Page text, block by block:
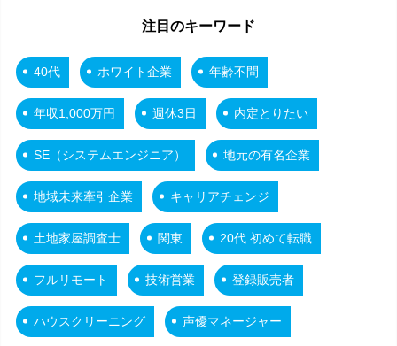
注目のキーワード
40代 ホワイト企業 年齢不問
年収1,000万円 週休3日 内定とりたい
SE（システムエンジニア） 地元の有名企業
地域未来牽引企業 キャリアチェンジ
土地家屋調査士 関東 20代 初めて転職
フルリモート 技術営業 登録販売者
ハウスクリーニング 声優マネージャー